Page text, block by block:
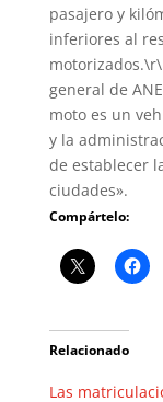
pasajero y
inferiores al
general de
moto es un
y la
de establecer
ciudades».
Compártelo:
Relacionado
Las